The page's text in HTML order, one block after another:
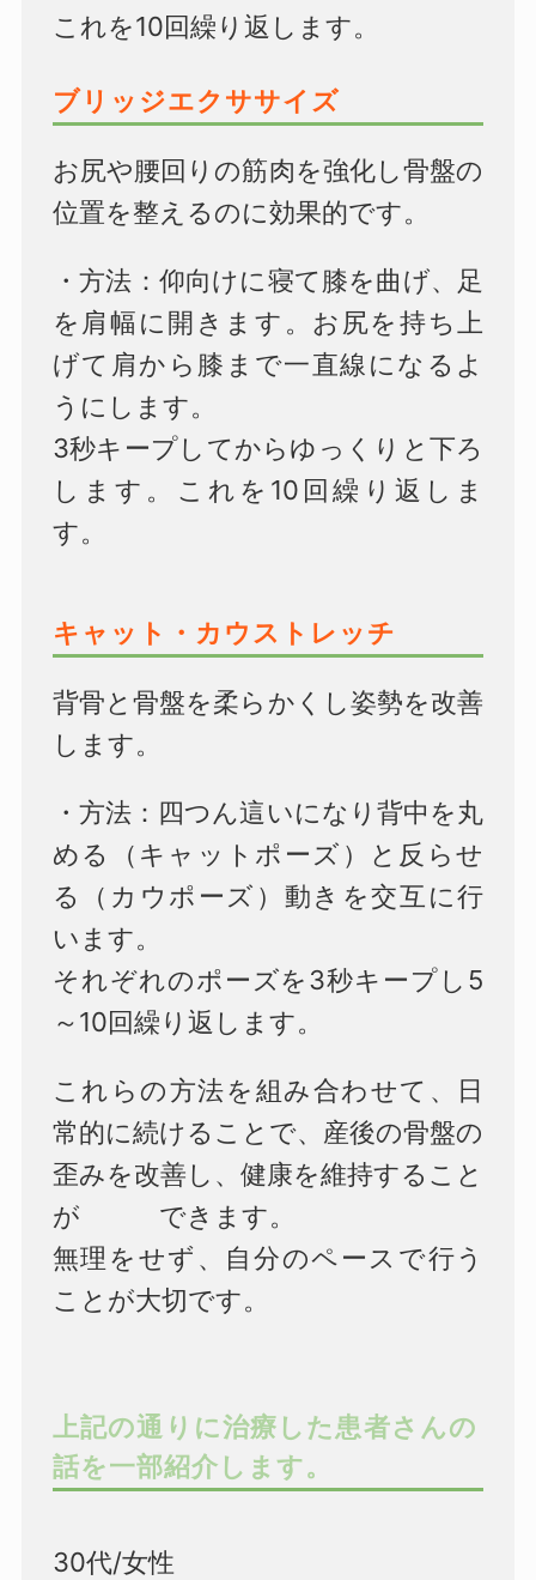
これを10回繰り返します。
ブリッジエクササイズ
お尻や腰回りの筋肉を強化し骨盤の
位置を整えるのに効果的です。
・方法：仰向けに寝て膝を曲げ、足
を肩幅に開きます。お尻を持ち上
げて肩から膝まで一直線になるよ
うにします。
3秒キープしてからゆっくりと下ろ
します。これを10回繰り返しま
す。
キャット・カウストレッチ
背骨と骨盤を柔らかくし姿勢を改善
します。
・方法： 四つん這いになり背中を丸
める（キャットポーズ）と反らせ
る（カウポーズ）動きを交互に行
います。
それぞれのポーズを3秒キープし5
～10回繰り返します。
これらの方法を組み合わせて、日
常的に続けることで、産後の骨盤の
歪みを改善し、健康を維持すること
が できます。
無理をせず、自分のペースで行う
ことが大切です。
上記の通りに治療した患者さんの
話を一部紹介します。
30代/女性